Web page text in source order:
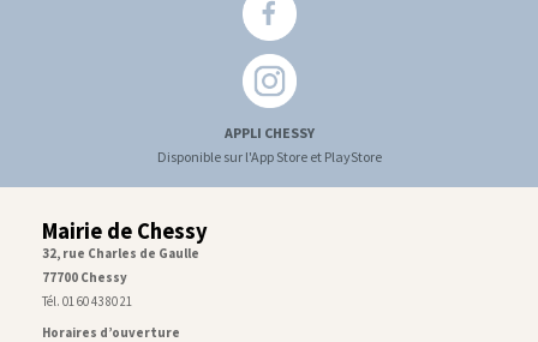
APPLI CHESSY
Disponible sur l'App Store et PlayStore
Mairie de Chessy
32, rue Charles de Gaulle
77700 Chessy
Tél. 01 60 43 80 21
Horaires d’ouverture